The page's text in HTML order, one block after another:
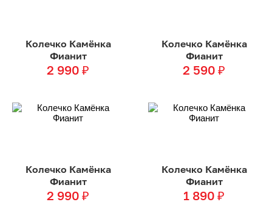
Колечко Камёнка
Фианит
2 990 ₽
Колечко Камёнка
Фианит
2 590 ₽
Колечко Камёнка
Фианит
2 990 ₽
Колечко Камёнка
Фианит
1 890 ₽